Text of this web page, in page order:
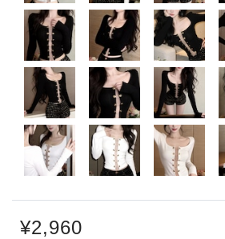
¥2,960